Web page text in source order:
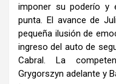
imponer su poderío y
punta. El avance de
pequeña ilusión de
ingreso del auto de
Cabral. La
Grygorszyn adelante y